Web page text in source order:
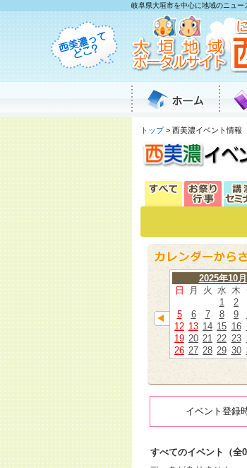
岐阜県大垣市を中心に地域のニュ
トップ> 西美濃イベント情報
2025年10月
日
月 火 水 木
1
2
5
6 7 8 9
12 13 14 15 16
19 20 21 22 23
26 27 28 29 30
イベント登録
すべてのイベント（全0